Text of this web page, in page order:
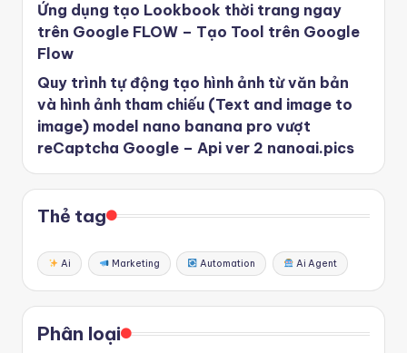
Ứng dụng tạo Lookbook thời trang ngay
trên Google FLOW – Tạo Tool trên Google
Flow
Quy trình tự động tạo hình ảnh từ văn bản
và hình ảnh tham chiếu (Text and image to
image) model nano banana pro vượt
reCaptcha Google – Api ver 2 nanoai.pics
Thẻ tag
Ai Marketing Automation Ai Agent
Phân loại